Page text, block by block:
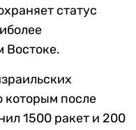
статус
Востоке.
которым после
1500 ракет и 200